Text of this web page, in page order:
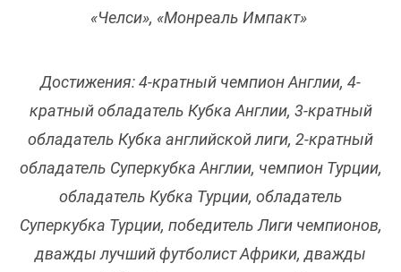
«Челси», «Монреаль Импакт»
Достижения: 4-кратный чемпион Англии, 4-
кратный обладатель Кубка Англии, 3-кратный
обладатель Кубка английской лиги, 2-кратный
обладатель Суперкубка Англии, чемпион Турции,
обладатель Кубка Турции, обладатель
Суперкубка Турции, победитель Лиги чемпионов,
дважды лучший футболист Африки, дважды